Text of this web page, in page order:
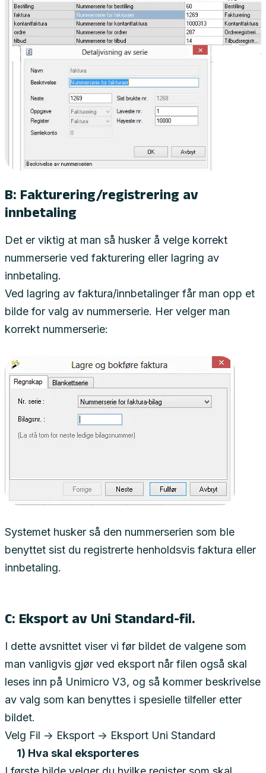
B: Fakturering/registrering av
innbetaling
Det er viktig at man så husker å velge korrekt
nummerserie ved fakturering eller lagring av
innbetaling.
Ved lagring av faktura/innbetalinger får man opp et
bilde for valg av nummerserie. Her velger man
korrekt nummerserie:
Systemet husker så den nummerserien som ble
benyttet sist du registrerte henholdsvis faktura eller
innbetaling.
C: Eksport av Uni Standard-fil.
I dette avsnittet viser vi før bildet de valgene som
man vanligvis gjør ved eksport når filen også skal
leses inn på Unimicro V3, og så kommer beskrivelse
av valg som kan benyttes i spesielle tilfeller etter
bildet.
Velg Fil -> Eksport -> Eksport Uni Standard
1) Hva skal eksporteres